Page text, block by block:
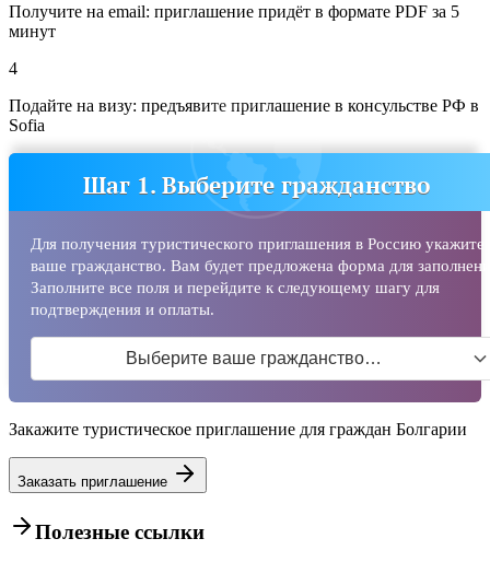
Получите на email: приглашение придёт в формате PDF за 5
минут
4
Подайте на визу: предъявите приглашение в консульстве РФ в
Sofia
Шаг 1. Выберите гражданство
Для получения туристического приглашения в Россию укажите
ваше гражданство. Вам будет предложена форма для
Заполните все поля и перейдите к следующему шагу для
подтверждения и оплаты.
Выберите ваше гражданство…
Закажите туристическое приглашение для граждан Болгарии
Заказать приглашение
Полезные ссылки